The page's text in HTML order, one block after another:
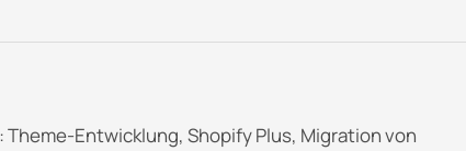
: Theme-Entwicklung, Shopify Plus, Migration von